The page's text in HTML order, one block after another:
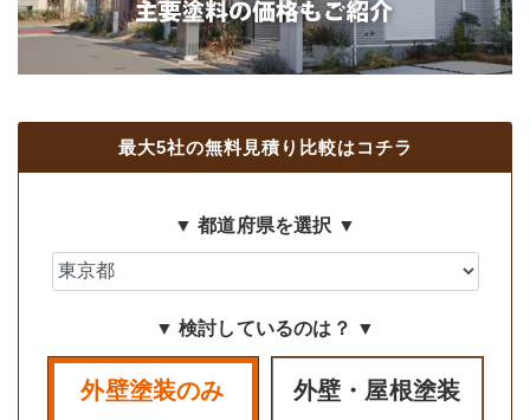
最大5社の無料見積り比較はコチラ
▼ 都道府県を選択 ▼
▼ 検討しているのは？ ▼
外壁塗装のみ 外壁・屋根塗装